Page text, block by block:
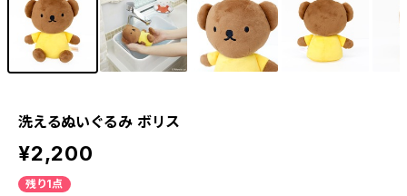
洗えるぬいぐるみ ボリス
¥2,200
残り1点